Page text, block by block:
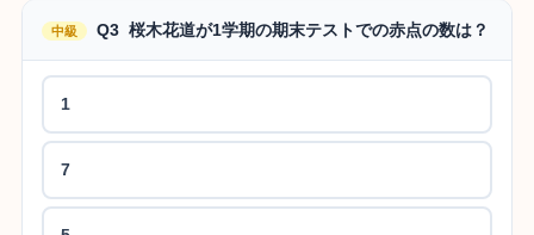
中級 Q3 桜木花道が1学期の期末テストでの赤点の数は？
1
7